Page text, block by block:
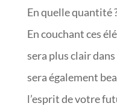
En quelle quantité
En couchant ces
sera plus clair
sera également
l’esprit de votre